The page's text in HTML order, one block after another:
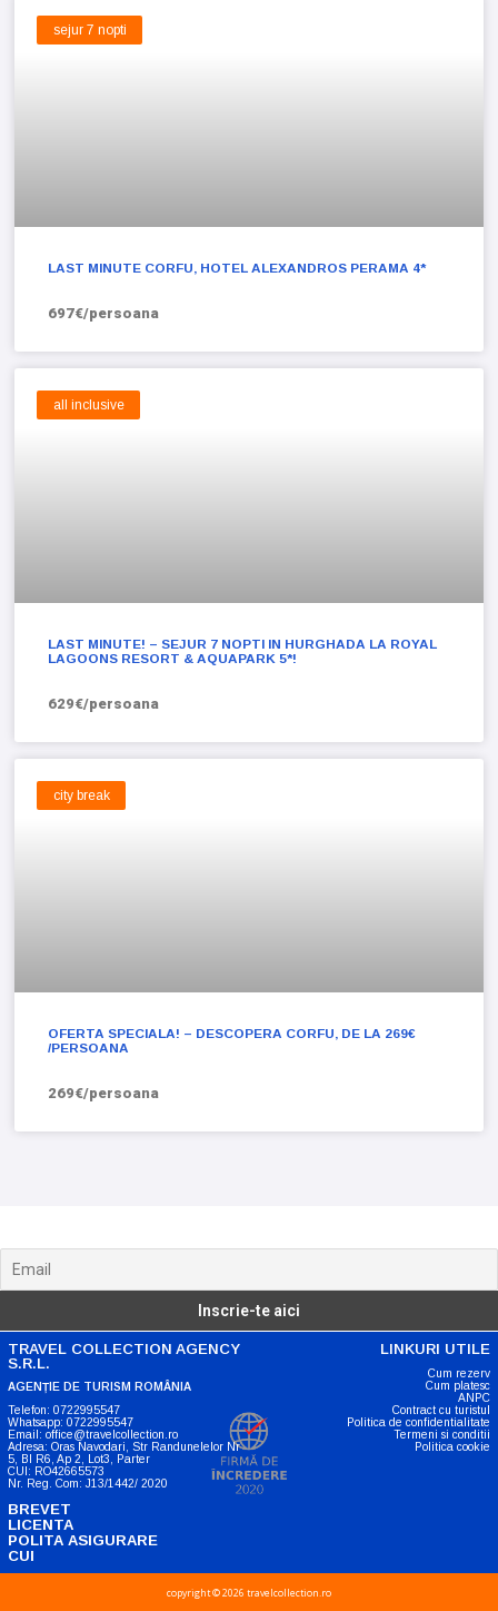
sejur 7 nopti
LAST MINUTE CORFU, HOTEL ALEXANDROS PERAMA 4*
697€/persoana
all inclusive
LAST MINUTE! – SEJUR 7 NOPTI IN HURGHADA LA ROYAL
LAGOONS RESORT & AQUAPARK 5*!
629€/persoana
city break
OFERTA SPECIALA! – DESCOPERA CORFU, DE LA 269€
/PERSOANA
269€/persoana
TRAVEL COLLECTION AGENCY
S.R.L.
AGENȚIE DE TURISM ROMÂNIA
Telefon: 0722995547
Whatsapp: 0722995547
Email: office@travelcollection.ro
Adresa: Oras Navodari, Str Randunelelor Nr
5, Bl R6, Ap 2, Lot3, Parter
CUI: RO42665573
Nr. Reg. Com: J13/1442/ 2020
BREVET
LICENTA
POLITA ASIGURARE
CUI
LINKURI UTILE
Cum rezerv
Cum platesc
ANPC
Contract cu turistul
Politica de confidentialitate
Termeni si conditii
Politica cookie
copyright © 2026 travelcollection.ro